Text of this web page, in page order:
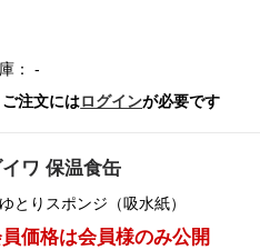
： -
ご注文にはログインが必要です
ワ 保温食缶
とりスポンジ（吸水紙）
価格は会員様のみ公開